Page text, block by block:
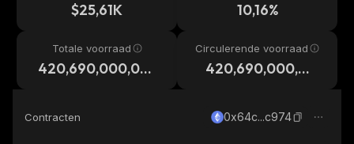
$25,61K 10,16%
Totale voorraad
420,690,000,00
Circulerende voorraad
420,690,000,00
Contracten 0x64c...c974